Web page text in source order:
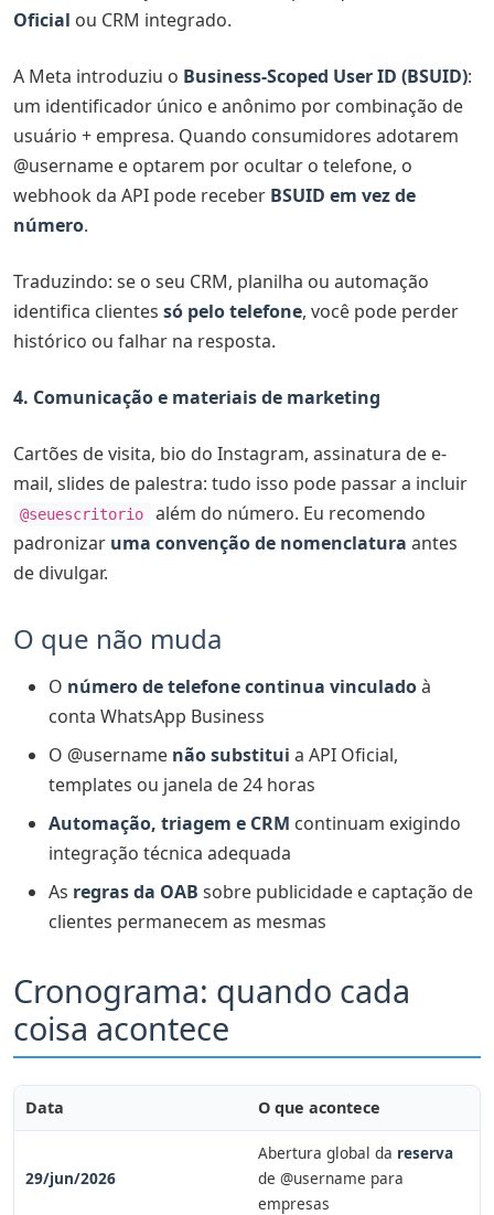
Oficial ou CRM integrado.
A Meta introduziu o Business-Scoped User ID (BSUID):
um identificador único e anônimo por combinação de
usuário + empresa. Quando consumidores adotarem
@username e optarem por ocultar o telefone, o
webhook da API pode receber BSUID em vez de
número.
Traduzindo: se o seu CRM, planilha ou automação
identifica clientes só pelo telefone, você pode perder
histórico ou falhar na resposta.
4. Comunicação e materiais de marketing
Cartões de visita, bio do Instagram, assinatura de e-
mail, slides de palestra: tudo isso pode passar a incluir
@seuescritorio
além do número. Eu recomendo
padronizar uma convenção de nomenclatura antes
de divulgar.
O que não muda
O número de telefone continua vinculadoà
conta WhatsApp Business
O @username não substitui a API Oficial,
templates ou janela de 24 horas
Automação, triagem e CRM continuam exigindo
integração técnica adequada
As regras da OAB sobre publicidade e captação de
clientes permanecem as mesmas
Cronograma: quando cada
coisa acontece
Data O que acontece
29/jun/2026
Abertura global da reserva
de @username para
empresas